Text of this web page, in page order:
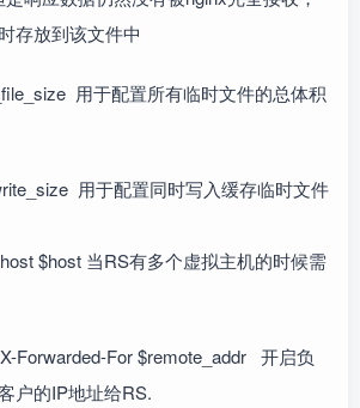
存放到该文件中
用于配置所有临时文件的总体积
用于配置同时写入缓存临时文件
$host 当RS有多个虚拟主机的时候需
Forwarded-For $remote_addr 开启负
户的IP地址给RS.